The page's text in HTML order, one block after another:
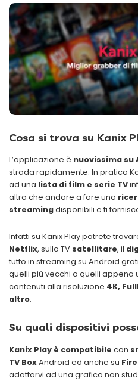
Cosa si trova su Kanix
L’applicazione è nuovissima su
strada rapidamente. In pratica
ad una lista di film e serie TV
altro che andare a fare una
streamingdisponibili e ti
Infatti su Kanix Play potrete
Netflix, sulla TV satellitare, il
tutto in streaming su Android
quelli più vecchi a quelli appena
contenuti alla risoluzione 4K,
altro.
Su quali dispositivi
Kanix Play è compatibile con
TV BoxAndroid ed anche su
adattarvi ad una grafica non